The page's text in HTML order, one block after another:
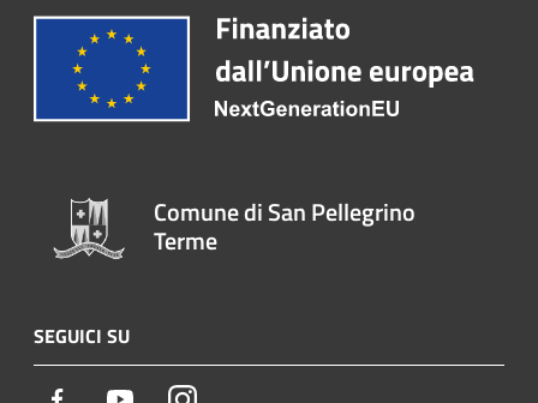
Comune di San Pellegrino
Terme
SEGUICI SU